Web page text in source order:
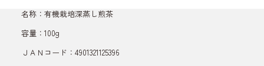
名称：有機栽培深蒸し煎茶
容量：100g
ＪＡＮコード：4901321125396